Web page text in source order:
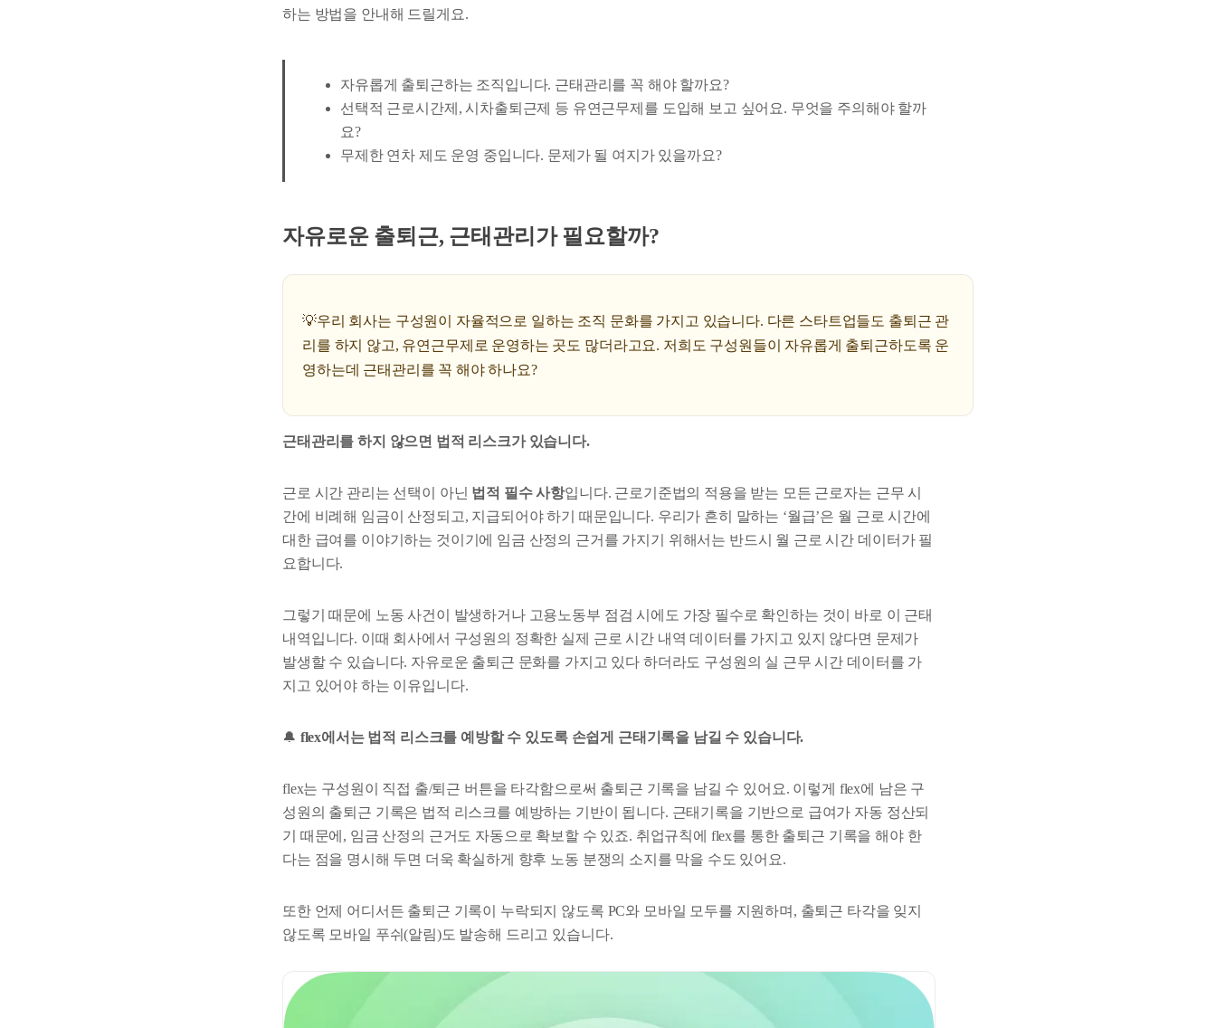
하는 방법을 안내해 드릴게요.
자유롭게 출퇴근하는 조직입니다. 근태관리를 꼭 해야 할까요?
선택적 근로시간제, 시차출퇴근제 등 유연근무제를 도입해 보고 싶어요. 무엇을 주의해야 할까
요?
무제한 연차 제도 운영 중입니다. 문제가 될 여지가 있을까요?
자유로운 출퇴근, 근태관리가 필요할까?
💡우리 회사는 구성원이 자율적으로 일하는 조직 문화를 가지고 있습니다. 다른 스타트업들도 출퇴근 관
리를 하지 않고, 유연근무제로 운영하는 곳도 많더라고요. 저희도 구성원들이 자유롭게 출퇴근하도록 운
영하는데 근태관리를 꼭 해야 하나요?
근태관리를 하지 않으면 법적 리스크가 있습니다.
근로 시간 관리는 선택이 아닌 법적 필수 사항입니다. 근로기준법의 적용을 받는 모든 근로자는 근무 시
간에 비례해 임금이 산정되고, 지급되어야 하기 때문입니다. 우리가 흔히 말하는 ‘월급’은 월 근로 시간에
대한 급여를 이야기하는 것이기에 임금 산정의 근거를 가지기 위해서는 반드시 월 근로 시간 데이터가 필
요합니다.
그렇기 때문에 노동 사건이 발생하거나 고용노동부 점검 시에도 가장 필수로 확인하는 것이 바로 이 근태
내역입니다. 이때 회사에서 구성원의 정확한 실제 근로 시간 내역 데이터를 가지고 있지 않다면 문제가
발생할 수 있습니다. 자유로운 출퇴근 문화를 가지고 있다 하더라도 구성원의 실 근무 시간 데이터를 가
지고 있어야 하는 이유입니다.
🔔 flex에서는 법적 리스크를 예방할 수 있도록 손쉽게 근태기록을 남길 수 있습니다.
flex는 구성원이 직접 출/퇴근 버튼을 타각함으로써 출퇴근 기록을 남길 수 있어요. 이렇게 flex에 남은 구
성원의 출퇴근 기록은 법적 리스크를 예방하는 기반이 됩니다. 근태기록을 기반으로 급여가 자동 정산되
기 때문에, 임금 산정의 근거도 자동으로 확보할 수 있죠. 취업규칙에 flex를 통한 출퇴근 기록을 해야 한
다는 점을 명시해 두면 더욱 확실하게 향후 노동 분쟁의 소지를 막을 수도 있어요.
또한 언제 어디서든 출퇴근 기록이 누락되지 않도록 PC와 모바일 모두를 지원하며, 출퇴근 타각을 잊지
않도록 모바일 푸쉬(알림)도 발송해 드리고 있습니다.